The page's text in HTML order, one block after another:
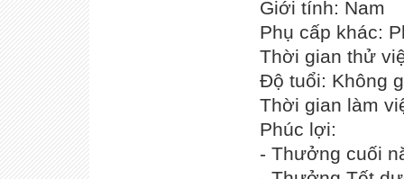
Giới tính: Nam
Phụ cấp khác:
Thời gian thử
Độ tuổi: Không
Thời gian làm
Phúc lợi:
- Thưởng cuối